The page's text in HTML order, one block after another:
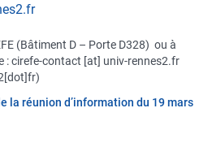
(Bâtiment D – Porte D328) ou à
:cirefe-contact [at] univ-rennes2.fr
la réunion d’information du 19 mars